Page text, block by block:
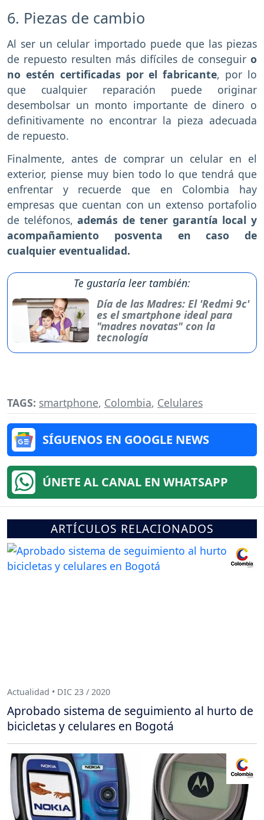
6. Piezas de cambio
Al ser un celular importado puede que las piezas
de repuesto resulten más difíciles de conseguir o
no estén certificadas por el fabricante, por lo
que cualquier reparación puede originar
desembolsar un monto importante de dinero o
definitivamente no encontrar la pieza adecuada
de repuesto.
Finalmente, antes de comprar un celular en el
exterior, piense muy bien todo lo que tendrá que
enfrentar y recuerde que en Colombia hay
empresas que cuentan con un extenso portafolio
de teléfonos,además de tener garantía local y
acompañamiento posventa en caso de
cualquier eventualidad.
Te gustaría leer también:
Día de las Madres: El 'Redmi 9c'
es el smartphone ideal para
"madres novatas" con la
tecnología
TAGS: smartphone, Colombia, Celulares
SÍGUENOS EN GOOGLE NEWS
ÚNETE AL CANAL EN WHATSAPP
ARTÍCULOS RELACIONADOS
Actualidad • DIC 23 / 2020
Aprobado sistema de seguimiento al hurto de
bicicletas y celulares en Bogotá